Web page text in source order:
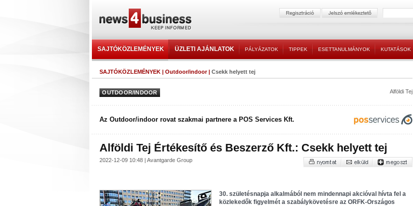
SAJTÓKÖZLEMÉNYEK ÜZLETI AJÁNLATOK PÁLYÁZATOK TIPPEK ESETTANULMÁNYOK KUTATÁSOK
SAJTÓKÖZLEMÉNYEK | Outdoor/indoor| Csekk helyett tej
OUTDOOR/INDOOR Alföldi Tej
Az Outdoor/indoor rovat szakmai partnere a POS Services Kft.
Alföldi Tej Értékesítő és Beszerző Kft.: Csekk helyett tej
2022-12-09 10:48 | Avantgarde Group
30. születésnapja alkalmából nem mindennapi akcióval hívta fel a
közlekedők figyelmét a szabálykövetésre az ORFK-Országos